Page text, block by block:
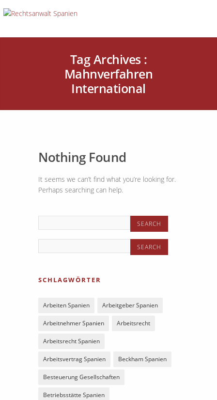
Tag Archives :
Mahnverfahren
International
Nothing Found
It seems we can’t find what you’re looking for.
Perhaps searching can help.
SCHLAGWÖRTER
Arbeiten Spanien Arbeitgeber Spanien
Arbeitnehmer Spanien Arbeitsrecht
Arbeitsrecht Spanien
Arbeitsvertrag Spanien Beckham Spanien
Besteuerung Gesellschaften
Betriebsstätte Spanien